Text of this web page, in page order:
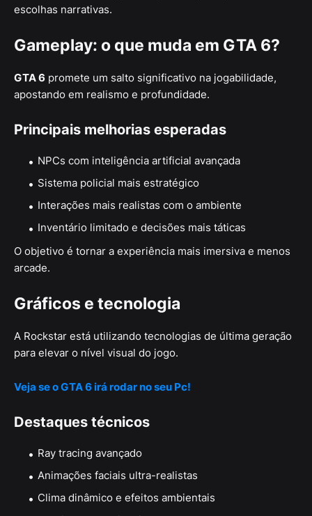
escolhas narrativas.
Gameplay: o que muda em GTA 6?
GTA 6 promete um salto significativo na jogabilidade,
apostando em realismo e profundidade.
Principais melhorias esperadas
NPCs com inteligência artificial avançada
Sistema policial mais estratégico
Interações mais realistas com o ambiente
Inventário limitado e decisões mais táticas
O objetivo é tornar a experiência mais imersiva e menos
arcade.
Gráficos e tecnologia
A Rockstar está utilizando tecnologias de última geração
para elevar o nível visual do jogo.
Veja se o GTA 6 irá rodar no seu Pc!
Destaques técnicos
Ray tracing avançado
Animações faciais ultra-realistas
Clima dinâmico e efeitos ambientais